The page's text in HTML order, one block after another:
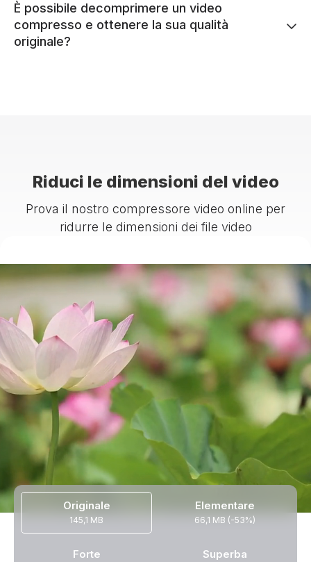
È possibile decomprimere un video
compresso e ottenere la sua qualità
originale?
Riduci le dimensioni del video
Prova il nostro compressore video online per
ridurre le dimensioni dei file video
Originale
145,1 MB
Elementare
66,1 MB (-53%)
Forte Superba